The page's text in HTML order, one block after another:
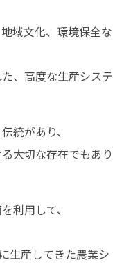
域文化、環境保全な
、高度な生産システ
統があり、
大切な存在でもあり
利用して、
生産してきた農業シ